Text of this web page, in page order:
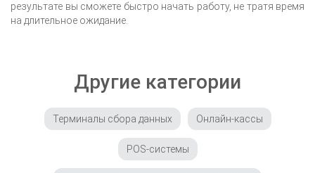
результате вы сможете быстро начать работу, не тратя время
на длительное ожидание.
Другие категории
Терминалы сбора данных Онлайн-кассы
POS-системы